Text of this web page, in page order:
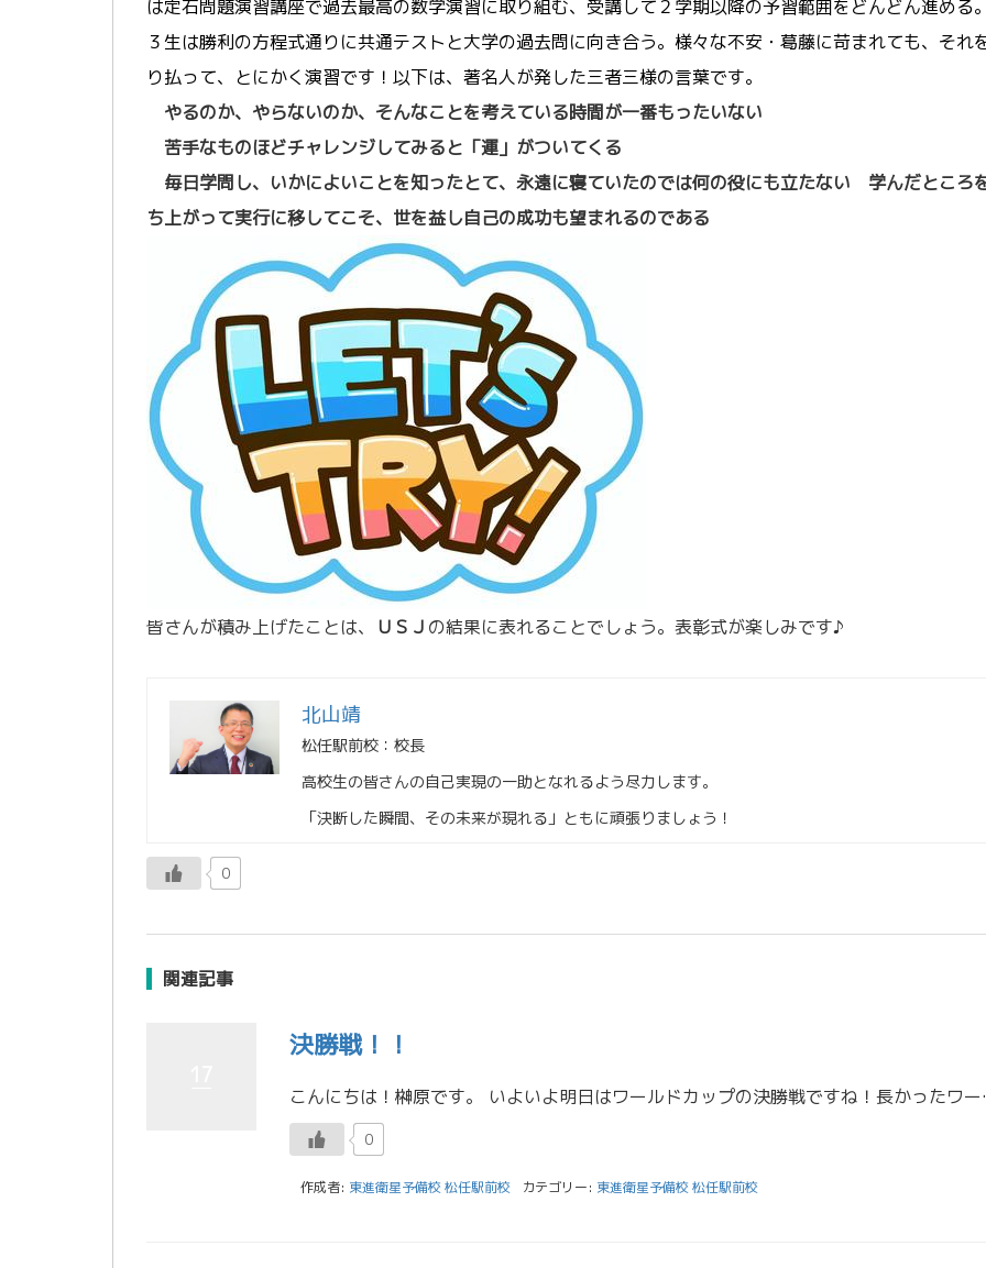
は定石問題演習講座で過去最高の数学演習に取り組む、受講して２学期以降の予習範囲をどんどん進める
３生は勝利の方程式通りに共通テストと大学の過去問に向き合う。様々な不安・葛藤に苛まれても、それ
り払って、とにかく演習です！以下は、著名人が発した三者三様の言葉です。
やるのか、やらないのか、そんなことを考えている時間が一番もったいない
苦手なものほどチャレンジしてみると「運」がついてくる
毎日学問し、いかによいことを知ったとて、永遠に寝ていたのでは何の役にも立たない
学んだところ
ち上がって実行に移してこそ、世を益し自己の成功も望まれるのである
皆さんが積み上げたことは、 ＵＳＪ の結果に表れることでしょう。表彰式が楽しみです♪
北山靖
松任駅前校：校長
高校生の皆さんの自己実現の一助となれるよう尽力します。
「決断した瞬間、その未来が現れる」ともに頑張りましょう！
0
関連記事
決勝戦！！
こんにちは！榊原です。 いよいよ明日
0
作成者: 東進衛星予備校 松任駅前校 カテゴリー: 東進衛星予備校 松任駅前校